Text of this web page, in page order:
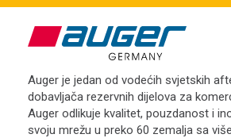
Auger je jedan od vodećih svjetskih
dobavljača rezervnih dijelova za
Auger odlikuje kvalitet, pouzdanost i
svoju mrežu u preko 60 zemalja sa